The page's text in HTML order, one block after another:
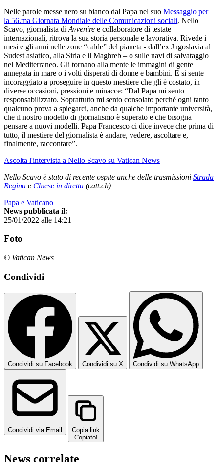
Nelle parole messe nero su bianco dal Papa nel suo Messaggio per
la 56.ma Giornata Mondiale delle Comunicazioni sociali, Nello
Scavo, giornalista di Avvenire e collaboratore di testate
internazionali, ritrova la sua storia personale e lavorativa. Rivede i
mesi e gli anni nelle zone “calde” del pianeta - dall’ex Jugoslavia al
Sudest asiatico, alla Siria e il Maghreb – o sulle navi di salvataggio
nel Mediterraneo. Gli tornano alla mente le immagini di gente
annegata in mare o i volti disperati di donne e bambini. E si sente
incoraggiato a proseguire in questo mestiere che gli è costato, in
diverse occasioni, pressioni e minacce: “Dal Papa mi sento
responsabilizzato. Soprattutto mi sento consolato perché ogni tanto
qualcuno prova a spiegarci, anche da qualche importante università,
che il nostro modello di giornalismo è superato e che bisogna
pensare a nuovi modelli. Papa Francesco ci dice invece che prima di
tutto, il mestiere del giornalista è andare, vedere, ascoltare e,
finalmente, raccontare”.
Ascolta l'intervista a Nello Scavo su Vatican News
Nello Scavo è stato di recente ospite anche delle trasmissioni Strada
Regina e Chiese in diretta (catt.ch)
Papa e Vaticano
News pubblicata il:
25/01/2022 alle 14:21
Foto
© Vatican News
Condividi
Condividi su Facebook Condividi su X Condividi su WhatsApp
Condividi via Email
Copia link
Copiato!
News correlate